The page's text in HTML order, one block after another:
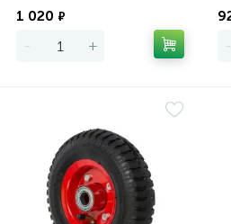
1 020 ₽
- + -